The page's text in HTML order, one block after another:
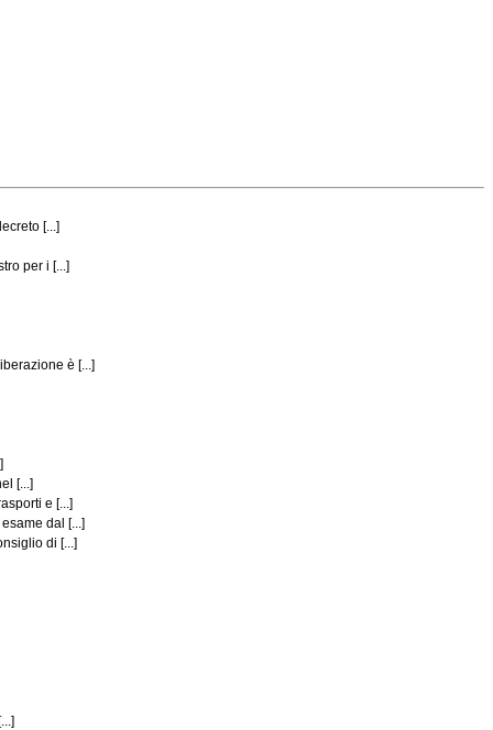
[...]
per i [...]
è [...]
[...]
e [...]
dal [...]
di [...]